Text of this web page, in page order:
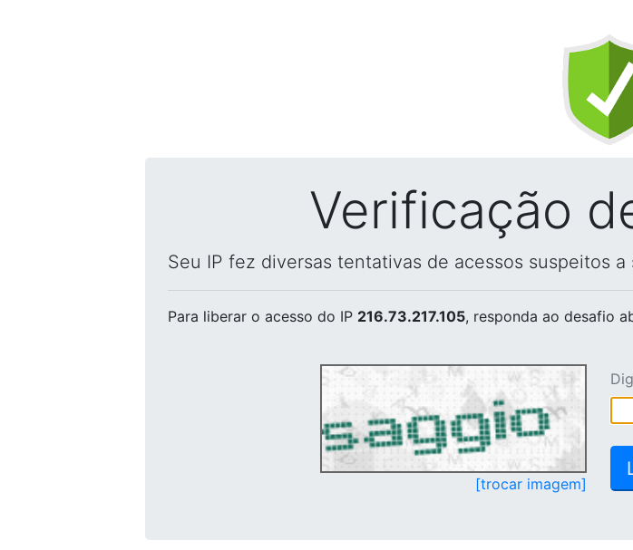
Verificação
Seu IP fez diversas tentativas de acessos suspeitos
Para liberar o acesso do IP 216.73.217.105, responda ao desafio
[trocar imagem]